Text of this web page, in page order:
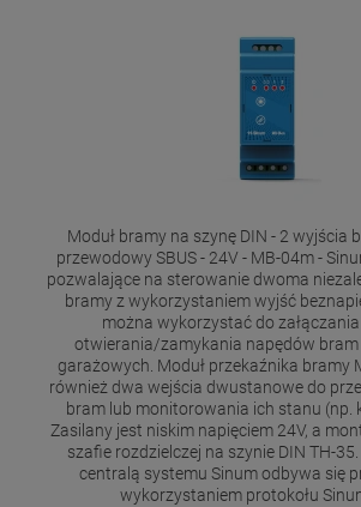
Moduł bramy na szynę DIN - 2 wyjścia
przewodowy SBUS - 24V - MB-04m -
pozwalające na sterowanie dwoma
bramy z wykorzystaniem wyjść
można wykorzystać do
otwierania/zamykania napędów
garażowych. Moduł przekaźnika bramy
również dwa wejścia dwustanowe do
bram lub monitorowania ich stanu (np.
Zasilany jest niskim napięciem 24V, a
szafie rozdzielczej na szynie DIN TH-
centralą systemu Sinum odbywa się
wykorzystaniem protokołu